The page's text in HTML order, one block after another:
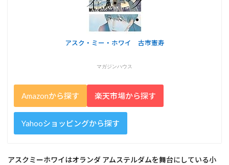
アスク・ミー・ホワイ 古市憲寿
マガジンハウス
Amazonから探す 楽天市場から探す
Yahooショッピングから探す
アスクミーホワイはオランダ アムステルダムを舞台にしている小